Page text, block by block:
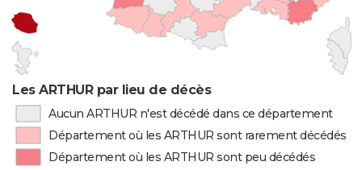
Les ARTHUR par lieu de décès
Aucun ARTHUR n'est décédé dans ce département
Département où les ARTHUR sont rarement décédés
Département où les ARTHUR sont peu décédés